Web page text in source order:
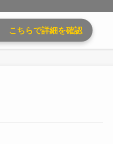
こちらで詳細を確認